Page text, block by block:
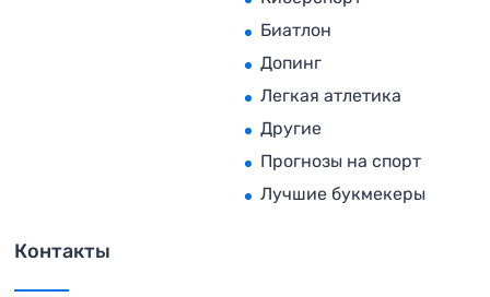
Биатлон
Допинг
Легкая атлетика
Другие
Прогнозы на спорт
Лучшие букмекеры
Контакты